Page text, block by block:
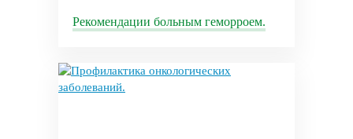
Рекомендации больным геморроем.